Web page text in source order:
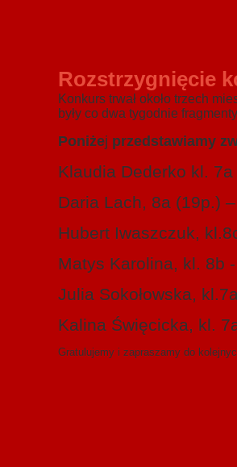
Rozstrzygnięcie
Konkurs trwał około trzech
były co dwa tygodnie
Poniżej przedstawiamy
Klaudia Dederko kl.
Daria Lach, 8a (19p.)
Hubert Iwaszczuk,
Matys Karolina, kl. 8b
Julia Sokołowska,
Kalina Święcicka, kl.
Gratulujemy i zapraszamy do